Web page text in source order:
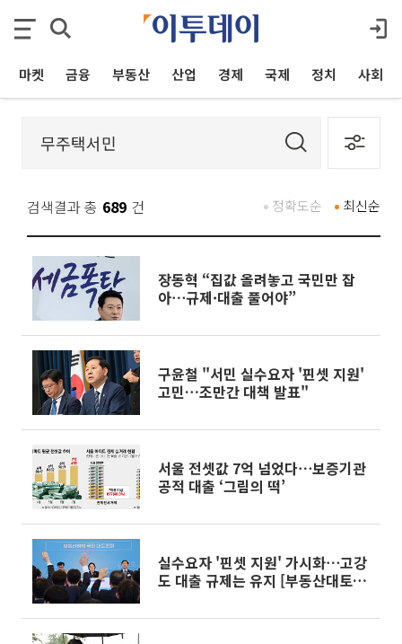
마켓 금융 부동산 산업 경제 국제 정치 사회
검색결과 총 689 건 최신순
정확도순
장동혁 “집값 올려놓고 국민만 잡
아⋯규제·대출 풀어야”
구윤철 "서민 실수요자 '핀셋 지원'
고민…조만간 대책 발표"
서울 전셋값 7억 넘었다⋯보증기관
공적 대출 ‘그림의 떡’
실수요자 '핀셋 지원' 가시화⋯고강
도 대출 규제는 유지 [부동산대토론